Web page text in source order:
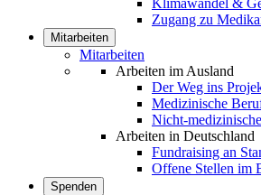
Klimawandel &
Zugang zu
Mitarbeiten
Mitarbeiten
Arbeiten im Ausland
Der Weg ins
Medizinische
Nicht-
Arbeiten in Deutschland
Fundraising an
Offene Stellen im
Spenden